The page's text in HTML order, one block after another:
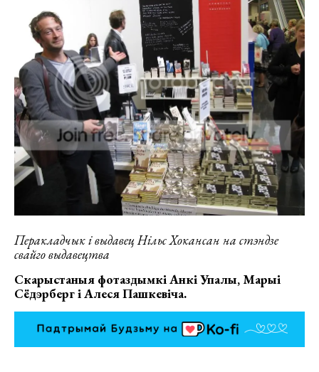
Перакладчык і выдавец Нільс Хокансан на стэндзе
свайго выдавецтва
Скарыстаныя фотаздымкі Анкі Упалы, Марыі
Сёдэрберг і Алеся Пашкевіча.